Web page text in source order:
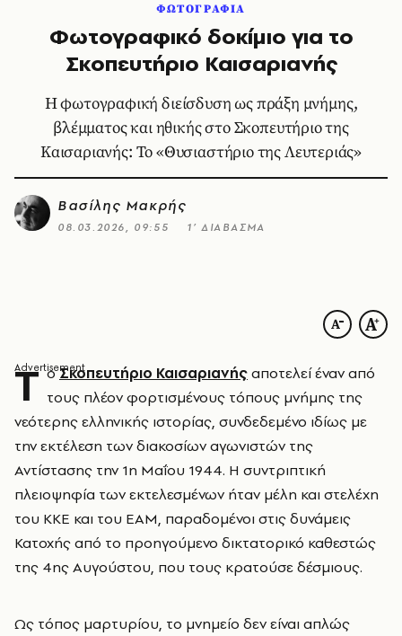
ΦΩΤΟΓΡΑΦΙΑ
Φωτογραφικό δοκίμιο για το
Σκοπευτήριο Καισαριανής
Η φωτογραφική διείσδυση ως πράξη μνήμης,
βλέμματος και ηθικής στο Σκοπευτήριο της
Καισαριανής: Το «Θυσιαστήριο της Λευτεριάς»
Βασίλης Μακρής
08.03.2026, 09:55 1’ ΔΙΑΒΑΣΜΑ
Τ οΣκοπευτήριο Καισαριανήςαποτελεί έναν από
τους πλέον φορτισμένους τόπους μνήμης της
νεότερης ελληνικής ιστορίας, συνδεδεμένο ιδίως με
την εκτέλεση των διακοσίων αγωνιστών της
Αντίστασης την 1η Μαΐου 1944. Η συντριπτική
πλειοψηφία των εκτελεσμένων ήταν μέλη και στελέχη
του ΚΚΕ και του ΕΑΜ, παραδομένοι στις δυνάμεις
Κατοχής από το προηγούμενο δικτατορικό καθεστώς
της 4ης Αυγούστου, που τους κρατούσε δέσμιους.
Ως τόπος μαρτυρίου, το μνημείο δεν είναι απλώς